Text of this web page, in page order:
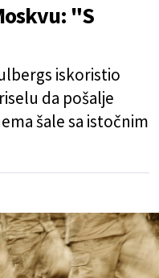
"S
iskoristio
da pošalje
šale sa istočnim